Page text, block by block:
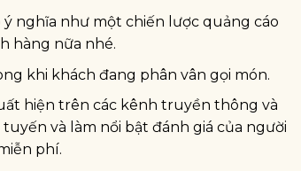
nghĩa như một chiến lược quảng cáo
hàng nữa nhé.
khi khách đang phân vân gọi món.
hiện trên các kênh truyền thông và
và làm nổi bật đánh giá của người
phí.